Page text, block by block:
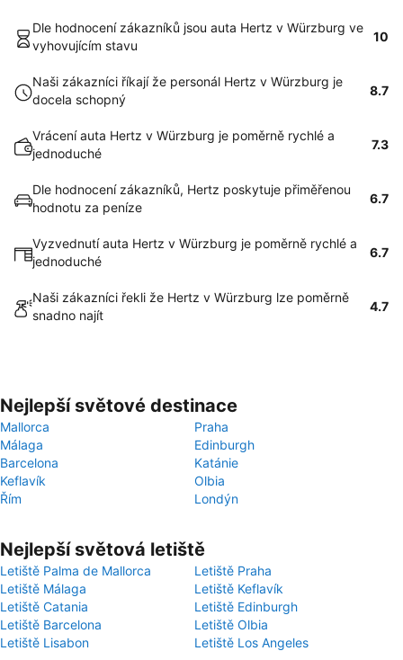
Dle hodnocení zákazníků jsou auta Hertz v Würzburg ve
vyhovujícím stavu
10
Naši zákazníci říkají že personál Hertz v Würzburg je
docela schopný
8.7
Vrácení auta Hertz v Würzburg je poměrně rychlé a
jednoduché
7.3
Dle hodnocení zákazníků, Hertz poskytuje přiměřenou
hodnotu za peníze
6.7
Vyzvednutí auta Hertz v Würzburg je poměrně rychlé a
jednoduché
6.7
Naši zákazníci řekli že Hertz v Würzburg lze poměrně
snadno najít
4.7
Nejlepší světové destinace
Mallorca
Praha
Málaga
Edinburgh
Barcelona
Katánie
Keflavík
Olbia
Řím
Londýn
Nejlepší světová letiště
Letiště Palma de Mallorca
Letiště Praha
Letiště Málaga
Letiště Keflavík
Letiště Catania
Letiště Edinburgh
Letiště Barcelona
Letiště Olbia
Letiště Lisabon
Letiště Los Angeles